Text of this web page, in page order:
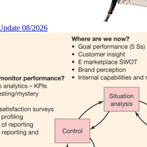
08/2026